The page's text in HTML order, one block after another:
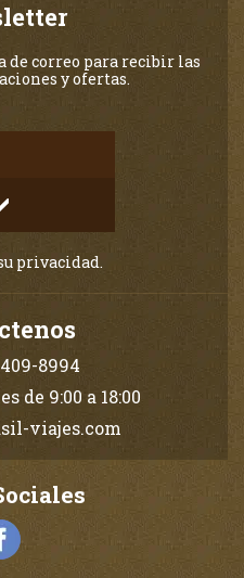
de correo para recibir las
y ofertas.
privacidad.
8994
de 9:00 a 18:00
viajes.com